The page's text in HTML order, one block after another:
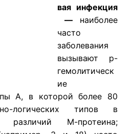
вая инфекция
—наиболее
часто
заболевания
вызывают р-
гемолитическ
ие
А, в которой более 80
логических типов в
различий М-протеина;